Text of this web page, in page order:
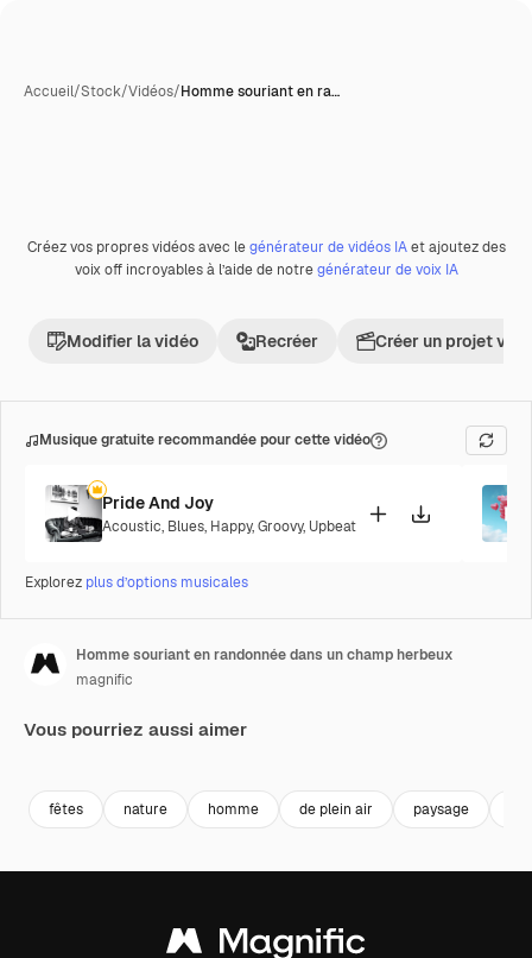
Accueil/Stock/Vidéos/Homme souriant en ra…
Créez vos propres vidéos avec legénérateur de vidéos IAet ajoutez des
voix off incroyables à l’aide de notregénérateur de voix IA
Modifier la vidéo Recréer Créer un projet
Musique gratuite recommandée pour cette vidéo
Pride And Joy
Acoustic, Blues, Happy,Groovy, Upbeat
Explorez plus d’options musicales
Homme souriant en randonnée dans un champ herbeux
magnific
Vous pourriez aussi aimer
fêtes nature homme de plein air paysage